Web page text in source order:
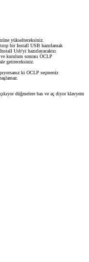
yükselteceksiniz.
bir Install USB hazırlamak
Usb'yi hazırlayacaktır.
ve kurulum sonrası OCLP
getireceksiniz.
ki OCLP seçmeniz
düğmelere bas ve aç diyor klavyem